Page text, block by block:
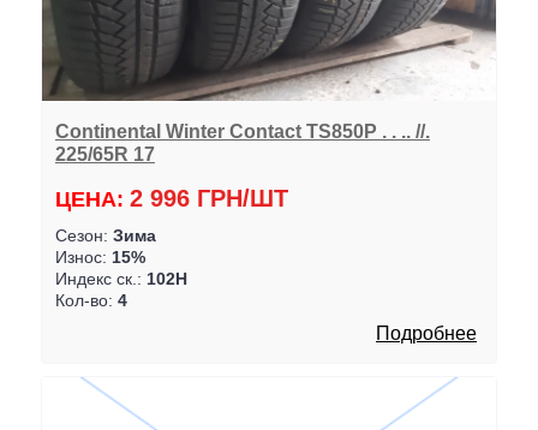
Continental Winter Contact TS850P . . .. //.
225/65R 17
ЦЕНА: 2 996 ГРН/ШТ
Сезон: Зима
Износ: 15%
Индекс ск.: 102H
Кол-во: 4
Подробнее